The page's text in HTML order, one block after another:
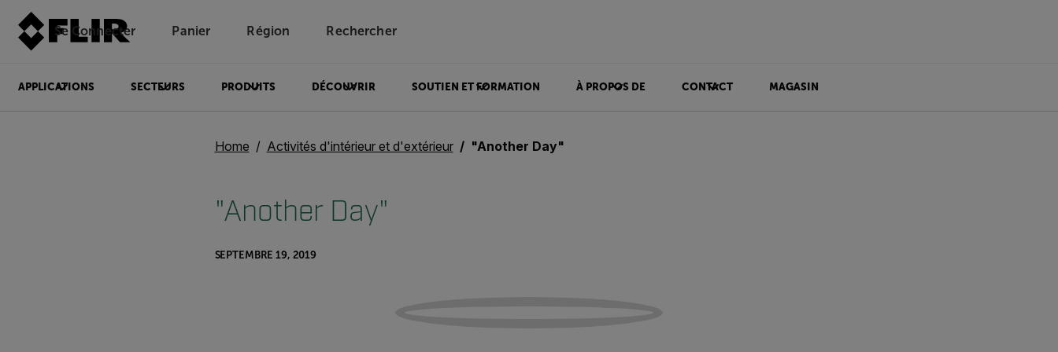
Se Connecter Unread messages
Panier Région Rechercher
APPLICATIONS SECTEURS PRODUITS DÉCOUVRIR SOUTIEN ET FORMATION À PROPOS DE CONTACT MAGASIN
Home Activités d'intérieur et d'extérieur "Another Day"
"Another Day"
SEPTEMBRE 19, 2019